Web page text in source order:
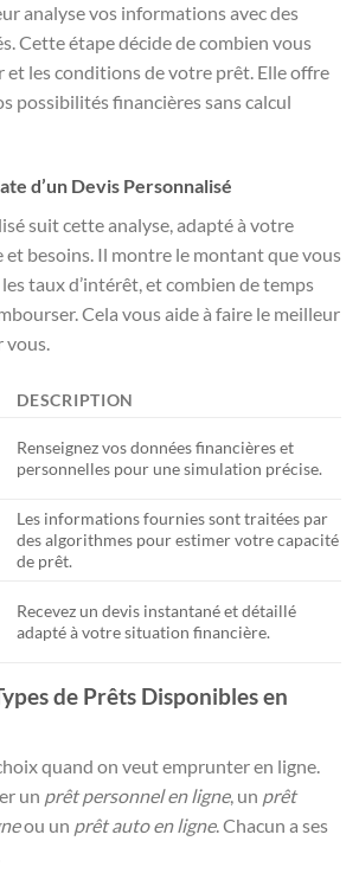
analyse vos informations avec des
Cette étape décide de combien vous
et les conditions de votre prêt. Elle offre
possibilités financières sans calcul
d’un Devis Personnalisé
suit cette analyse, adapté à votre
besoins. Il montre le montant que vous
taux d’intérêt, et combien de temps
Cela vous aide à faire le meilleur
vous.
DESCRIPTION
Renseignez vos données financières et
personnelles pour une simulation précise.
Les informations fournies sont traitées par
des algorithmes pour estimer votre capacité
de prêt.
Recevez un devis instantané et détaillé
adapté à votre situation financière.
de Prêts Disponibles en
quand on veut emprunter en ligne.
un prêt personnel en ligne, un prêt
ou un prêt auto en ligne. Chacun a ses